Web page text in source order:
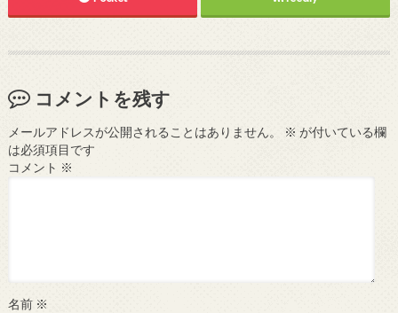
コメントを残す
メールアドレスが公開されることはありません。 ※ が付いている欄
は必須項目です
コメント ※
名前 ※